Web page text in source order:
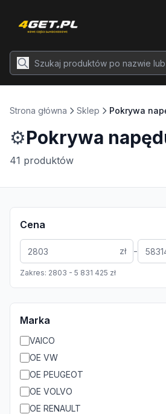
Strona główna Sklep Pokrywa
⚙️Pokrywa
41 produktów
Cena
zł -
Zakres: 2803 - 5 831 425 zł
Marka
VAICO
OE VW
OE PEUGEOT
OE VOLVO
OE RENAULT